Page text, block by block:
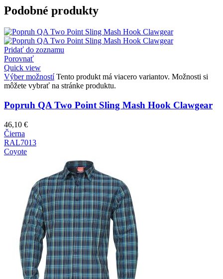
Podobné produkty
Pridať do zoznamu
Porovnať
Quick view
Výber možností Tento produkt má viacero variantov. Možnosti si
môžete vybrať na stránke produktu.
Popruh QA Two Point Sling Mash Hook Clawgear
46,10 €
Čierna
RAL7013
Coyote